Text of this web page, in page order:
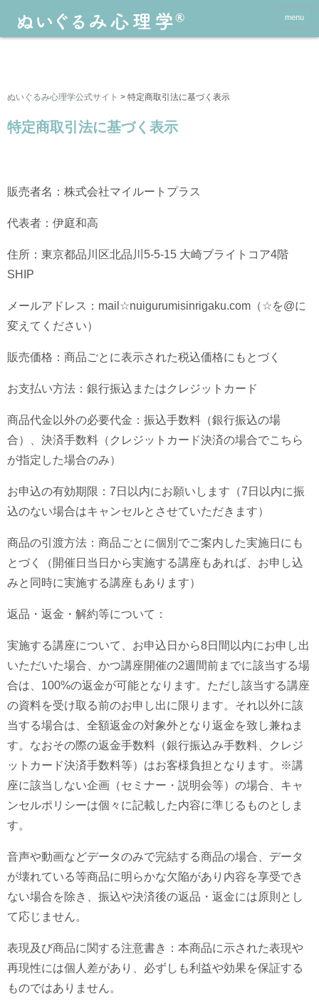
menu
ぬいぐるみ心理学公式サイト > 特定商取引法に基づく表示
特定商取引法に基づく表示
販売者名：株式会社マイルートプラス
代表者：伊庭和高
住所：東京都品川区北品川5-5-15 大崎ブライトコア4階
SHIP
メールアドレス：mail☆nuigurumisinrigaku.com（☆を@に
変えてください）
販売価格：商品ごとに表示された税込価格にもとづく
お支払い方法：銀行振込またはクレジットカード
商品代金以外の必要代金：振込手数料（銀行振込の場
合）、決済手数料（クレジットカード決済の場合でこちら
が指定した場合のみ）
お申込の有効期限：7日以内にお願いします（7日以内に振
込のない場合はキャンセルとさせていただきます）
商品の引渡方法：商品ごとに個別でご案内した実施日にも
とづく（開催日当日から実施する講座もあれば、お申し込
みと同時に実施する講座もあります）
返品・返金・解約等について：
実施する講座について、お申込日から8日間以内にお申し出
いただいた場合、かつ講座開催の2週間前までに該当する場
合は、100%の返金が可能となります。ただし該当する講座
の資料を受け取る前のお申し出に限ります。それ以外に該
当する場合は、全額返金の対象外となり返金を致し兼ねま
す。なおその際の返金手数料（銀行振込み手数料、クレジ
ットカード決済手数料等）はお客様負担となります。※講
座に該当しない企画（セミナー・説明会等）の場合、キャ
ンセルポリシーは個々に記載した内容に準じるものとしま
す。
音声や動画などデータのみで完結する商品の場合、データ
が壊れている等商品に明らかな欠陥があり内容を享受でき
ない場合を除き、振込や決済後の返品・返金には原則とし
て応じません。
表現及び商品に関する注意書き：本商品に示された表現や
再現性には個人差があり、必ずしも利益や効果を保証する
ものではありません。